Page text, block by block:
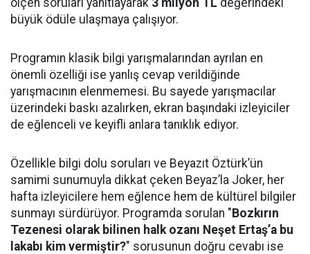
ölçen soruları yanıtlayarak 3 milyon TL değerindeki
büyük ödüle ulaşmaya çalışıyor.
Programın klasik bilgi yarışmalarından ayrılan en
önemli özelliği ise yanlış cevap verildiğinde
yarışmacının elenmemesi. Bu sayede yarışmacılar
üzerindeki baskı azalırken, ekran başındaki izleyiciler
de eğlenceli ve keyifli anlara tanıklık ediyor.
Özellikle bilgi dolu soruları ve Beyazıt Öztürk’ün
samimi sunumuyla dikkat çeken Beyaz’la Joker, her
hafta izleyicilere hem eğlence hem de kültürel bilgiler
sunmayı sürdürüyor. Programda sorulan " Bozkırın
Tezenesi olarak bilinen halk ozanı Neşet Ertaş’a bu
lakabı kim vermiştir?" sorusunun doğru cevabı ise